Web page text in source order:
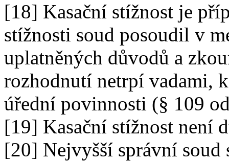
[18] Kasační stížnost je
stížnosti soud posoudil v
uplatněných důvodů a
rozhodnutí netrpí vadami,
úřední povinnosti (§ 109
[19] Kasační stížnost není
[20] Nejvyšší správní soud